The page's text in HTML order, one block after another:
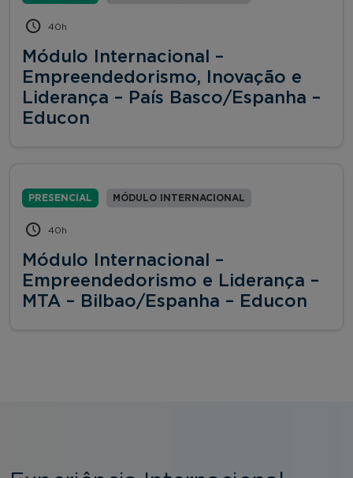
40h
Módulo Internacional –
Empreendedorismo, Inovação e
Liderança – País Basco/Espanha –
Educon
PRESENCIAL MÓDULO INTERNACIONAL
40h
Módulo Internacional –
Empreendedorismo e Liderança –
MTA – Bilbao/Espanha – Educon